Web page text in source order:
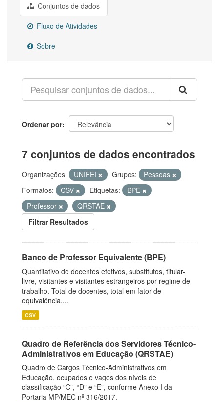
Conjuntos de dados
Fluxo de Atividades
Sobre
Ordenar por
7 conjuntos de dados encontrados
Organizações: UNIFEI Grupos:
Pessoas
Formatos:
CSV Etiquetas:
BPE
Professor
QRSTAE
Filtrar Resultados
Banco de Professor Equivalente (BPE)
Quantitativo de docentes efetivos, substitutos, titular-
livre, visitantes e visitantes estrangeiros por regime de
trabalho. Total de docentes, total em fator de
equivalência,...
CSV
Quadro de Referência dos Servidores Técnico-
Administrativos em Educação (QRSTAE)
Quadro de Cargos Técnico-Administrativos em
Educação, ocupados e vagos dos níveis de
classificação “C”, “D” e “E”, conforme Anexo I da
Portaria MP/MEC nº 316/2017.